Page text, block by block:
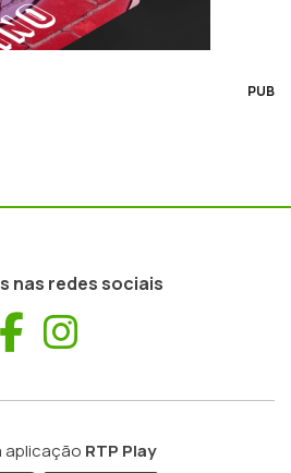
PUB
nas redes sociais
Facebook
aplicação RTP Play